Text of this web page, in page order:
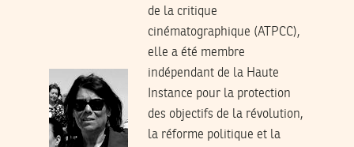
de la critique
cinématographique (ATPCC),
elle a été membre
indépendant de la Haute
Instance pour la protection
des objectifs de la révolution,
la réforme politique et la